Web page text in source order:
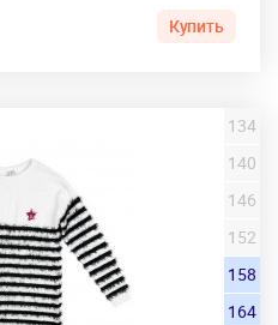
Купить
134
140
146
152
158
164